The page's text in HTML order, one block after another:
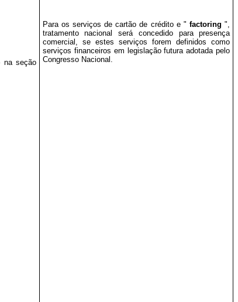
na seção
Para os serviços de cartão de crédito e "factoring",
tratamento nacional será concedido para presença
comercial, se estes serviços forem definidos como
serviços financeiros em legislação futura adotada pelo
Congresso Nacional.